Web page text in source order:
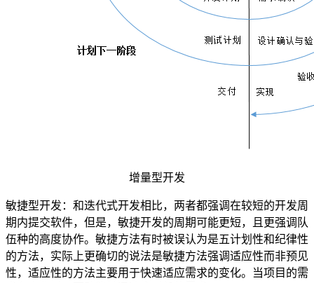
增量型开发
敏捷型开发：和迭代式开发相比，两者都强调在较短的开发周
期内提交软件，但是，敏捷开发的周期可能更短，且更强调队
伍种的高度协作。敏捷方法有时被误认为是五计划性和纪律性
的方法，实际上更确切的说法是敏捷方法强调适应性而非预见
性，适应性的方法主要用于快速适应需求的变化。当项目的需